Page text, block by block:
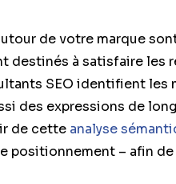
de votre marque
destinés à satisfaire les
SEO identifient
des expressions de
de cette analyse
positionnement – afin